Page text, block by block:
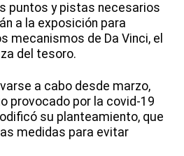
puntos y pistas necesarios
a la exposición para
mecanismos de Da Vinci, el
del tesoro.
a cabo desde marzo,
provocado por la covid-19
su planteamiento, que
medidas para evitar